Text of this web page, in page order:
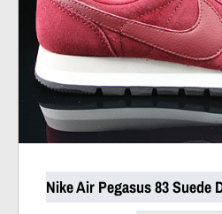
Nike Air Pegasus 83 Suede